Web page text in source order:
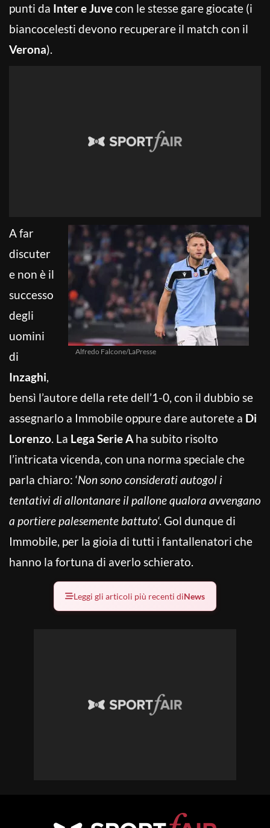
punti da Inter e Juvecon le stesse gare giocate (i
biancocelesti devono recuperare il match con il
Verona).
Alfredo Falcone/LaPresse
A far
discuter
e non è il
successo
degli
uomini
di
Inzaghi,
bensì l’autore della rete dell’1-0, con il dubbio se
assegnarlo a Immobile oppure dare autorete a Di
Lorenzo. La Lega Serie A ha subito risolto
l’intricata vicenda, con una norma speciale che
parla chiaro: ‘Non sono considerati autogol i
tentativi di allontanare il pallone qualora avvengano
a portiere palesemente battuto‘. Gol dunque di
Immobile, per la gioia di tutti i fantallenatori che
hanno la fortuna di averlo schierato.
Leggi gli articoli più recenti diNews